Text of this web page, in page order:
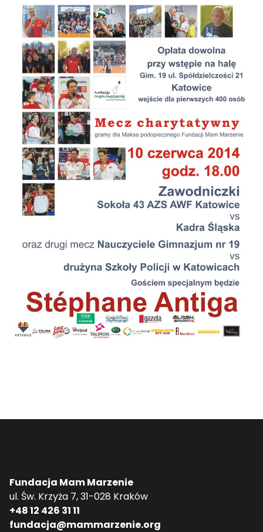
Fundacja Mam Marzenie
ul. Św. Krzyża 7, 31-028 Kraków
+48 12 426 31 11
fundacja@mammarzenie.org